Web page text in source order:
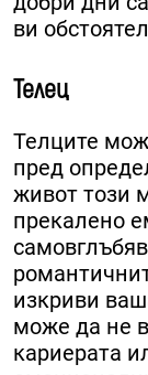
ви
Телец
Телците
пред
живот този
прекалено
изкриви
може да не
кариерата